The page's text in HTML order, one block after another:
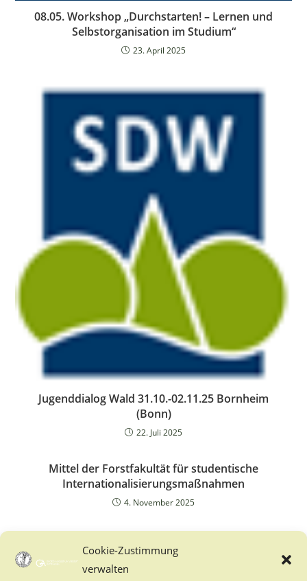
Cookie-Zustimmung
verwalten
08.05. Workshop „Durchstarten! – Lernen und
Selbstorganisation im Studium“
23. April 2025
Jugenddialog Wald 31.10.-02.11.25 Bornheim
(Bonn)
22. Juli 2025
Mittel der Forstfakultät für studentische
Internationalisierungsmaßnahmen
4. November 2025
Baden-Württemberg